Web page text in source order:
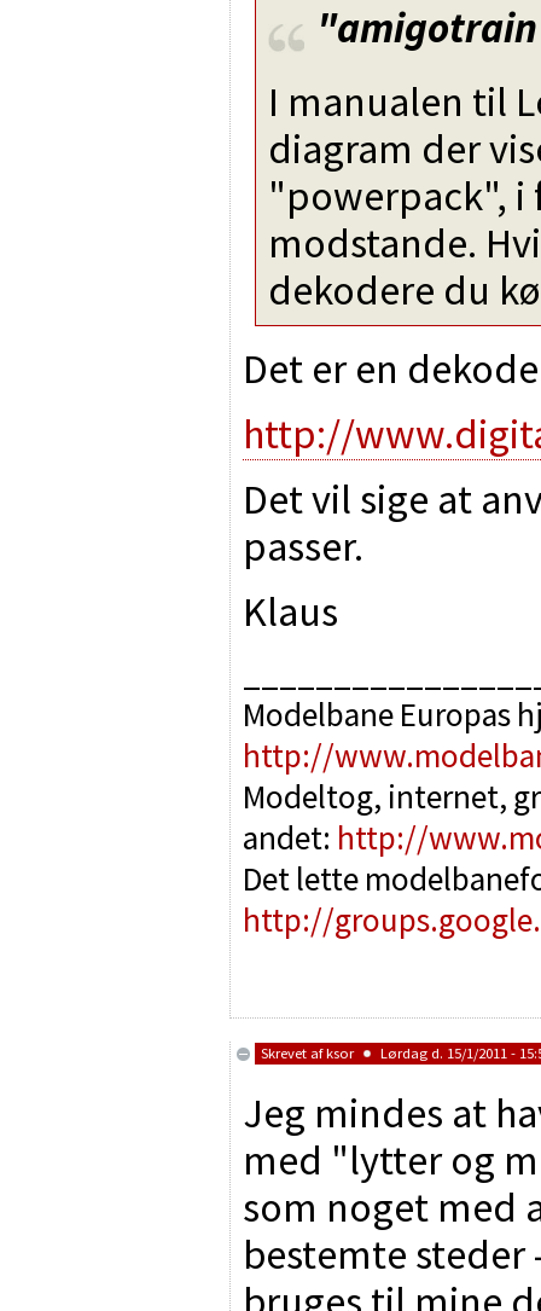
I manualen til
diagram der
"powerpack", i
modstande.
dekodere du
Det er en
http://
Det vil sige at
passer.
Klaus
Modelbane Europas
http://
Modeltog, internet,
andet: http://
Det lette
http://
Skrevet afksor Lørdag d. 15/1/2011 -
Jeg mindes at
med "lytter og
som noget med
bestemte steder